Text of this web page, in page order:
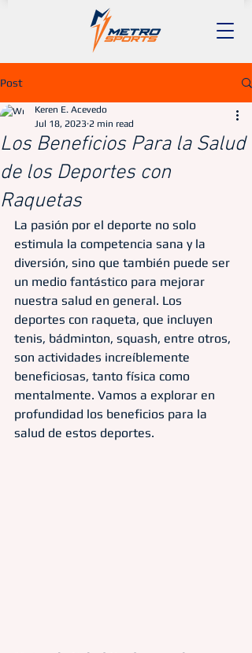
Post
Los Beneficios Para la Salud
de los Deportes con
Raquetas
Keren E. Acevedo
Jul 18, 2023 2 min read
La pasión por el deporte no solo
estimula la competencia sana y la
diversión, sino que también puede ser
un medio fantástico para mejorar
nuestra salud en general. Los
deportes con raqueta, que incluyen
tenis, bádminton, squash, entre otros,
son actividades increíblemente
beneficiosas, tanto física como
mentalmente. Vamos a explorar en
profundidad los beneficios para la
salud de estos deportes.